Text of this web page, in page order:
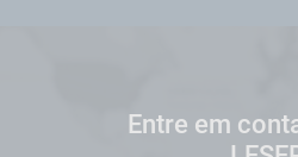
Entre em